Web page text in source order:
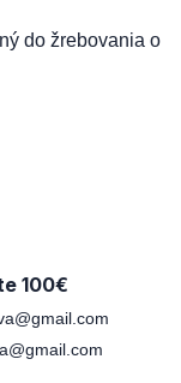
do žrebovania o
100€